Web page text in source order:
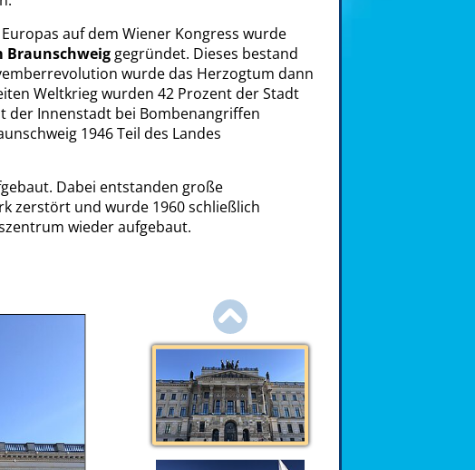
auf dem Wiener Kongress wurde
Braunschweig gegründet. Dieses bestand
wurde das Herzogtum dann
Weltkrieg wurden 42 Prozent der Stadt
der Innenstadt bei Bombenangriffen
1946 Teil des Landes
Dabei entstanden große
zerstört und wurde 1960 schließlich
wieder aufgebaut.